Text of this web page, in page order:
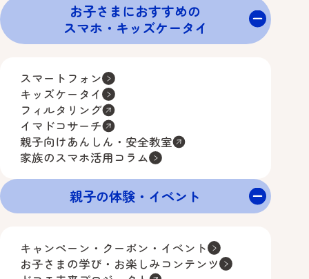
お子さまにおすすめの
スマホ・キッズケータイ
スマートフォン
キッズケータイ
フィルタリング
イマドコサーチ
親子向けあんしん・安全教室
家族のスマホ活用コラム
親子の体験・イベント
キャンペーン・クーポン・イベント
お子さまの学び・お楽しみコンテンツ